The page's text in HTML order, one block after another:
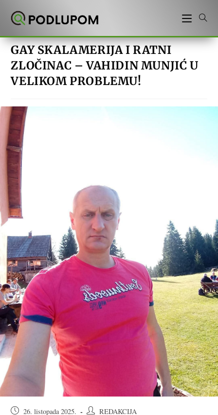
GAY SKALAMERIJA I RATNI
ZLOČINAC – VAHIDIN MUNJIĆ U
VELIKOM PROBLEMU!
Objava26. listopada 2025.
AutorREDAKCIJA